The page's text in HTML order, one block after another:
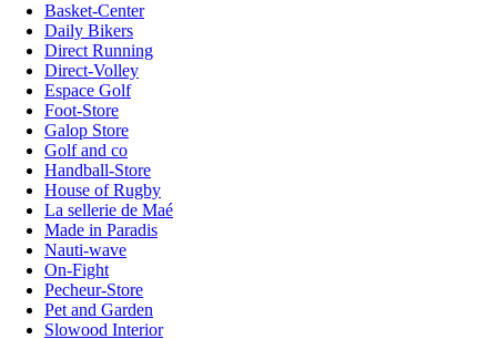
Basket-Center
Daily Bikers
Direct Running
Direct-Volley
Espace Golf
Foot-Store
Galop Store
Golf and co
Handball-Store
House of Rugby
La sellerie de Maé
Made in Paradis
Nauti-wave
On-Fight
Pecheur-Store
Pet and Garden
Slowood Interior